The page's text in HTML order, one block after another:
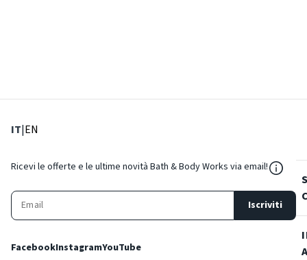
IT: Lingua corrente
|EN
Ricevi le offerte e le ultime novità Bath & Body Works via email!
Iscriviti
FacebookInstagramYouTube